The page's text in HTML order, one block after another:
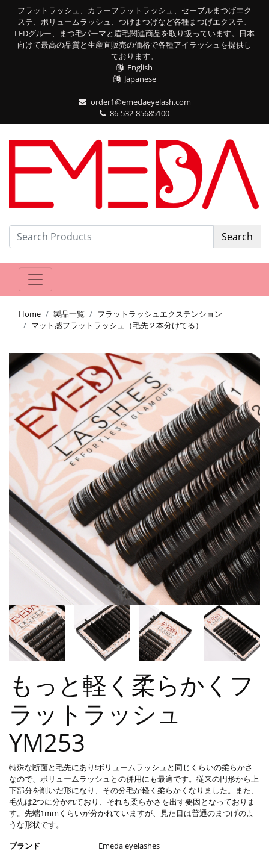
フラットラッシュ、カラーフラットラッシュ、セーブルまつげエク
ステ、ボリュームラッシュ、つけまつげなど各種まつげエクステ、
LEDグルー、まつ毛パーマと眉毛関連商品を取り扱っています。日本
向けて最高の品質と生産直販売の価格で各種アイラッシュを提供し
ております。
English
Japanese
order1@emedaeyelash.com
86-532-85685100
Search
Home 製品一覧
フラットラッシュエクステンション
マット感フラットラッシュ（毛先２本分けてる）
もっと軽く柔らかくフ
ラットラッシュ
YM253
特殊な断面と毛先にあり!ボリュームラッシュと同じくらいの柔らかさ
なので、ボリュームラッシュとの併用にも最適です。従来の円形から上
下部分を削いだ形になり、その分毛が軽く柔らかくなりました。また、
毛先は2つに分かれており、それも柔らかさを出す要因となっておりま
す。先端1mmくらいが分かれていますが、見た目は普通のまつげのよ
うな形状です。
ブランド
Emeda eyelashes